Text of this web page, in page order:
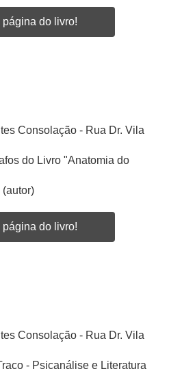
do livro!
Consolação - Rua Dr. Vila
do Livro "Anatomia do
do livro!
Consolação - Rua Dr. Vila
- Psicanálise e Literatura